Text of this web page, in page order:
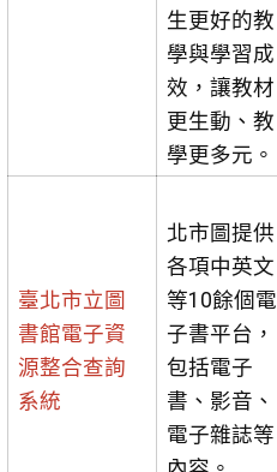
生更好的教
學與學習成
效，讓教材
更生動、教
學更多元。
臺北市立圖
書館電子資
源整合查詢
系統
北市圖提供
各項中英文
等10餘個電
子書平台，
包括電子
書、影音、
電子雜誌等